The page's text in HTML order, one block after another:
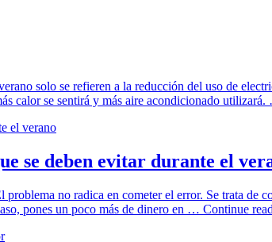
solo se refieren a la reducción del uso de
calor se sentirá y más aire acondicionado
se deben evitar durante el
no radica en cometer el error. Se trata de
pones un poco más de dinero en … Continue